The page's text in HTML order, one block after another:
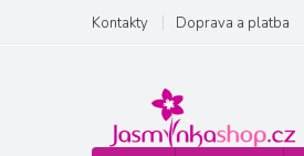
obsah
Kontakty Doprava a platba